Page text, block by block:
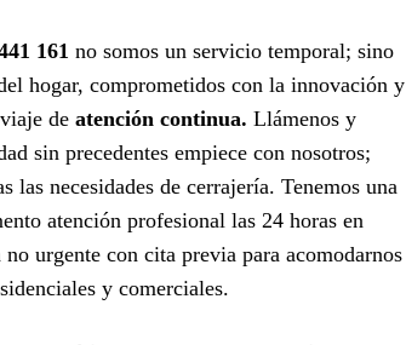
161 no somos un servicio temporal; sino
hogar, comprometidos con la innovación y
de atención continua. Llámenos y
sin precedentes empiece con nosotros;
las necesidades de cerrajería. Tenemos una
atención profesional las 24 horas en
urgente con cita previa para acomodarnos
y comerciales.